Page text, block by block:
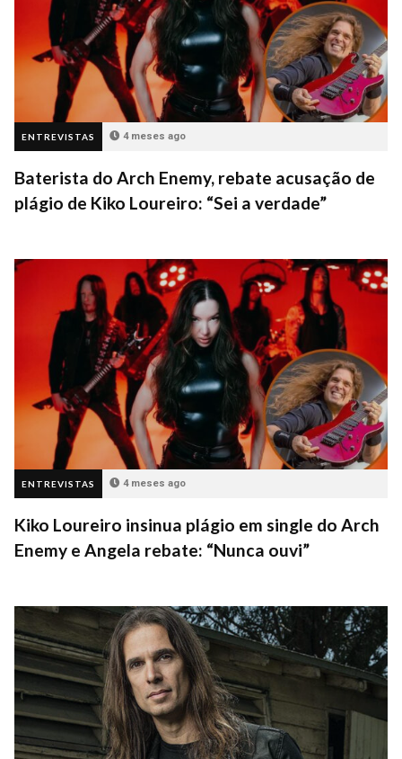
ENTREVISTAS 4 meses ago
Baterista do Arch Enemy, rebate acusação de
plágio de Kiko Loureiro: “Sei a verdade”
ENTREVISTAS 4 meses ago
Kiko Loureiro insinua plágio em single do Arch
Enemy e Angela rebate: “Nunca ouvi”